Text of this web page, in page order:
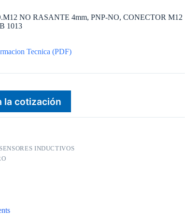
NO RASANTE 4mm, PNP-NO, CONECTOR M12
1013
Tecnica (PDF)
la cotización
SENSORES INDUCTIVOS